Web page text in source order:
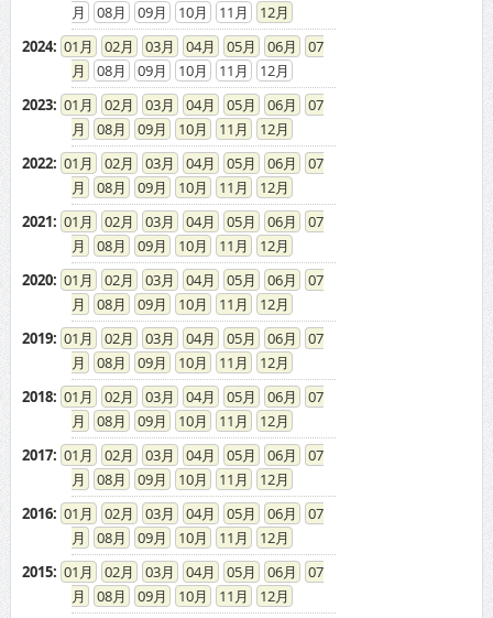
08
09 10 11
12
2024: 01 02 03 04 05 06
07
08
09 10 11
12
2023: 01 02 03 04 05 06
07
08
09 10 11
12
2022: 01 02 03 04 05 06
07
08
09 10 11
12
2021: 01 02 03 04 05 06
07
08
09 10 11
12
2020: 01 02 03 04 05 06
07
08
09 10 11
12
2019: 01 02 03 04 05 06
07
08
09 10 11
12
2018: 01 02 03 04 05 06
07
08
09 10 11
12
2017: 01 02 03 04 05 06
07
08
09 10 11
12
2016: 01 02 03 04 05 06
07
08
09 10 11
12
2015: 01 02 03 04 05 06
07
08
09 10 11
12